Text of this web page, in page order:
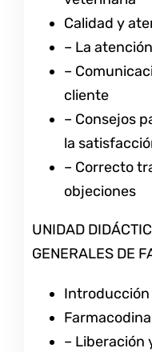
Calidad y
– La
–
cliente
– Consejos
la
– Correcto
objeciones
UNIDAD
GENERALES DE
Introducción
– Liberación